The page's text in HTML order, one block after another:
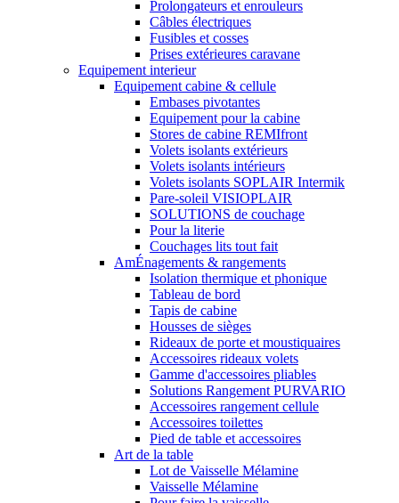
Prolongateurs et enrouleurs
Câbles électriques
Fusibles et cosses
Prises extérieures caravane
Equipement interieur
Equipement cabine & cellule
Embases pivotantes
Equipement pour la cabine
Stores de cabine REMIfront
Volets isolants extérieurs
Volets isolants intérieurs
Volets isolants SOPLAIR Intermik
Pare-soleil VISIOPLAIR
SOLUTIONS de couchage
Pour la literie
Couchages lits tout fait
AmÉnagements & rangements
Isolation thermique et phonique
Tableau de bord
Tapis de cabine
Housses de sièges
Rideaux de porte et moustiquaires
Accessoires rideaux volets
Gamme d'accessoires pliables
Solutions Rangement PURVARIO
Accessoires rangement cellule
Accessoires toilettes
Pied de table et accessoires
Art de la table
Lot de Vaisselle Mélamine
Vaisselle Mélamine